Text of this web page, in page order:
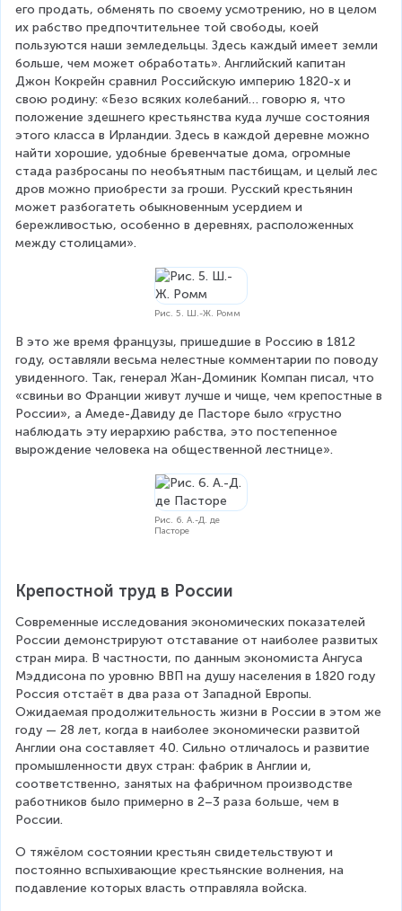
его продать, обменять по своему усмотрению, но в целом
их рабство предпочтительнее той свободы, коей
пользуются наши земледельцы. Здесь каждый имеет земли
больше, чем может обработать». Английский капитан
Джон Кокрейн сравнил Российскую империю 1820-х и
свою родину: «Безо всяких колебаний… говорю я, что
положение здешнего крестьянства куда лучше состояния
этого класса в Ирландии. Здесь в каждой деревне можно
найти хорошие, удобные бревенчатые дома, огромные
стада разбросаны по необъятным пастбищам, и целый лес
дров можно приобрести за гроши. Русский крестьянин
может разбогатеть обыкновенным усердием и
бережливостью, особенно в деревнях, расположенных
между столицами».
Рис. 5. Ш.-Ж. Ромм
В это же время французы, пришедшие в Россию в 1812
году, оставляли весьма нелестные комментарии по поводу
увиденного. Так, генерал Жан-Доминик Компан писал, что
«свиньи во Франции живут лучше и чище, чем крепостные в
России», а Амеде-Давиду де Пасторе было «грустно
наблюдать эту иерархию рабства, это постепенное
вырождение человека на общественной лестнице».
Рис. 6. А.-Д. де
Пасторе
Крепостной труд в России
Современные исследования экономических показателей
России демонстрируют отставание от наиболее развитых
стран мира. В частности, по данным экономиста Ангуса
Мэддисона по уровню ВВП на душу населения в 1820 году
Россия отстаёт в два раза от Западной Европы.
Ожидаемая продолжительность жизни в России в этом же
году — 28 лет, когда в наиболее экономически развитой
Англии она составляет 40. Сильно отличалось и развитие
промышленности двух стран: фабрик в Англии и,
соответственно, занятых на фабричном производстве
работников было примерно в 2–3 раза больше, чем в
России.
О тяжёлом состоянии крестьян свидетельствуют и
постоянно вспыхивающие крестьянские волнения, на
подавление которых власть отправляла войска.